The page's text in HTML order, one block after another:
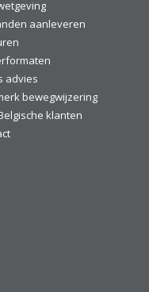
aanleveren
advies
bewegwijzering
klanten